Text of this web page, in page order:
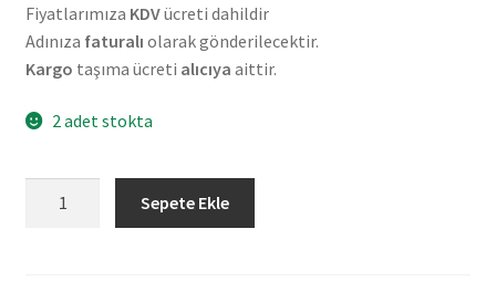
Fiyatlarımıza KDVücreti dahildir
Adınıza faturalı olarak gönderilecektir.
Kargo taşıma ücreti alıcıya aittir.
2 adet stokta
Sepete Ekle